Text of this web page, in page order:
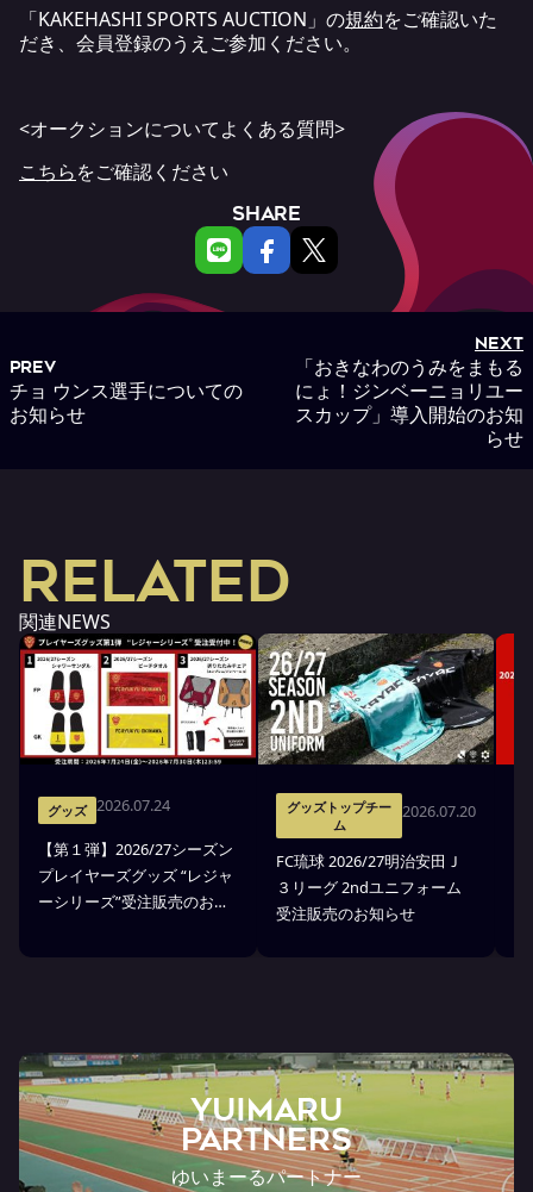
「KAKEHASHI SPORTS AUCTION」の規約をご確認いた
だき、会員登録のうえご参加ください。
<オークションについてよくある質問>
こちらをご確認ください
SHARE
PREV
チョ ウンス選手についての
お知らせ
NEXT
「おきなわのうみをまもる
にょ！ジンベーニョリユー
スカップ」導入開始のお知
らせ
RELATED
関連NEWS
グッズ 2026.07.24
【第１弾】2026/27シーズン
プレイヤーズグッズ “レジャ
ーシリーズ”受注販売のお知
グッズトップチー
ム
2026.07.20
FC琉球 2026/27明治安田Ｊ
３リーグ 2ndユニフォーム
受注販売のお知らせ
YUIMARU
Partners
ゆいまーるパートナー